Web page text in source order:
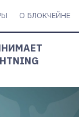
О БЛОКЧЕЙНЕ